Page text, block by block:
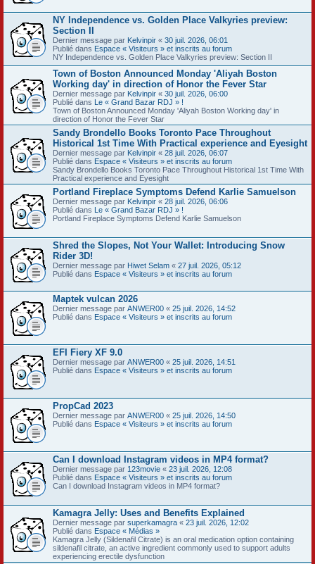
NY Independence vs. Golden Place Valkyries preview:
Section II
Dernier message par Kelvinpir « 30 juil. 2026, 06:01
Publié dans Espace « Visiteurs » et inscrits au forum
NY Independence vs. Golden Place Valkyries preview: Section II
Town of Boston Announced Monday 'Aliyah Boston
Working day' in direction of Honor the Fever Star
Dernier message par Kelvinpir « 30 juil. 2026, 06:00
Publié dans Le « Grand Bazar RDJ » !
Town of Boston Announced Monday 'Aliyah Boston Working day' in
direction of Honor the Fever Star
Sandy Brondello Books Toronto Pace Throughout
Historical 1st Time With Practical experience and Eyesight
Dernier message par Kelvinpir « 28 juil. 2026, 06:07
Publié dans Espace « Visiteurs » et inscrits au forum
Sandy Brondello Books Toronto Pace Throughout Historical 1st Time With
Practical experience and Eyesight
Portland Fireplace Symptoms Defend Karlie Samuelson
Dernier message par Kelvinpir « 28 juil. 2026, 06:06
Publié dans Le « Grand Bazar RDJ » !
Portland Fireplace Symptoms Defend Karlie Samuelson
Shred the Slopes, Not Your Wallet: Introducing Snow
Rider 3D!
Dernier message par Hiwet Selam « 27 juil. 2026, 05:12
Publié dans Espace « Visiteurs » et inscrits au forum
Maptek vulcan 2026
Dernier message par ANWER00 « 25 juil. 2026, 14:52
Publié dans Espace « Visiteurs » et inscrits au forum
EFI Fiery XF 9.0
Dernier message par ANWER00 « 25 juil. 2026, 14:51
Publié dans Espace « Visiteurs » et inscrits au forum
PropCad 2023
Dernier message par ANWER00 « 25 juil. 2026, 14:50
Publié dans Espace « Visiteurs » et inscrits au forum
Can I download Instagram videos in MP4 format?
Dernier message par 123movie « 23 juil. 2026, 12:08
Publié dans Espace « Visiteurs » et inscrits au forum
Can I download Instagram videos in MP4 format?
Kamagra Jelly: Uses and Benefits Explained
Dernier message par superkamagra « 23 juil. 2026, 12:02
Publié dans Espace « Médias »
Kamagra Jelly (Sildenafil Citrate) is an oral medication option containing
sildenafil citrate, an active ingredient commonly used to support adults
experiencing erectile dysfunction